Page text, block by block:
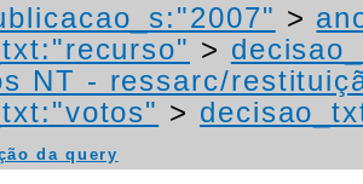
>
>
NT - ressarc/
>
da query